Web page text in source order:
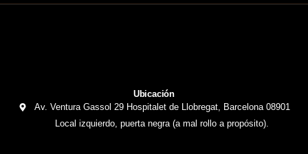
Ubicación
Av. Ventura Gassol 29 Hospitalet de Llobregat, Barcelona 08901
Local izquierdo, puerta negra (a mal rollo a propósito).